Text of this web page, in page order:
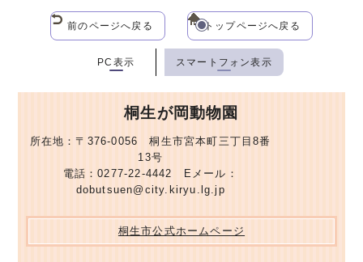
前のページへ戻る トップページへ戻る
PC表示 スマートフォン表示
桐生が岡動物園
所在地：〒376-0056 桐生市宮本町三丁目8番
13号
電話：0277-22-4442 Eメール：
dobutsuen@city.kiryu.lg.jp
桐生市公式ホームページ